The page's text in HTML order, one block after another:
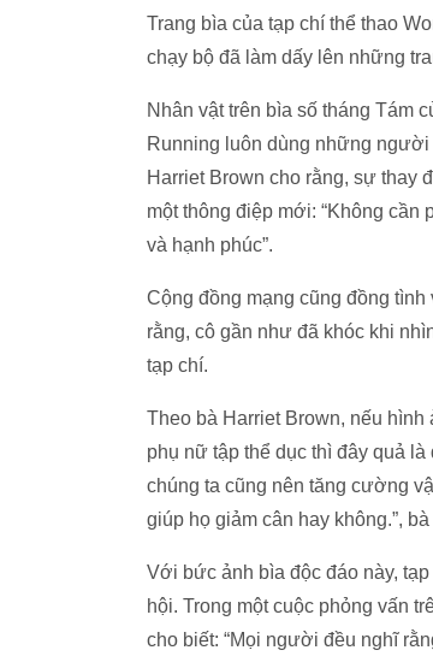
Trang bìa của tạp chí thể thao
chạy bộ đã làm dấy lên những
Nhân vật trên bìa số tháng Tám
Running luôn dùng những
Harriet Brown cho rằng, sự thay
một thông điệp mới: “Không cần
và hạnh phúc”.
Cộng đồng mạng cũng đồng
rằng, cô gần như đã khóc khi
tạp chí.
Theo bà Harriet Brown, nếu hình
phụ nữ tập thể dục thì đây quả
chúng ta cũng nên tăng cường
giúp họ giảm cân hay không.”,
Với bức ảnh bìa độc đáo này,
hội. Trong một cuộc phỏng vấn
cho biết: “Mọi người đều nghĩ